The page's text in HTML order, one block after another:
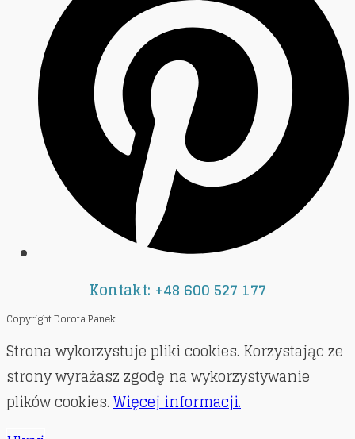
Kontakt: +48 600 527 177
Copyright Dorota Panek
Strona wykorzystuje pliki cookies. Korzystając ze
strony wyrażasz zgodę na wykorzystywanie
plików cookies.Więcej informacji.